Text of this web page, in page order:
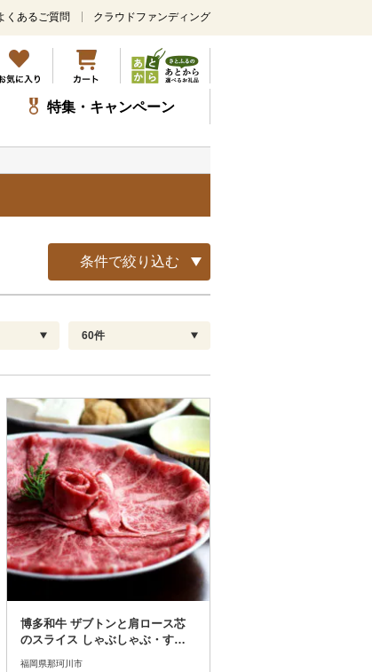
メ
ン
コ
ン
テ
ツ
ッ
くあるご質問 クラウドファンディング
特集・キャンペーン
条件で絞り込む
配送指定 解除
お届け日時指定可
お届け時間帯指定可
発送される月指定可
その他 解除
さとふる限定のお礼品
定期便
さとふるアプリdeワンストップ申請
対象
60件
60
90
120
博多和牛 ザブトンと肩ロース芯
のスライス しゃぶしゃぶ・すき
焼き用 4人前(那珂川市)
福岡県那珂川市